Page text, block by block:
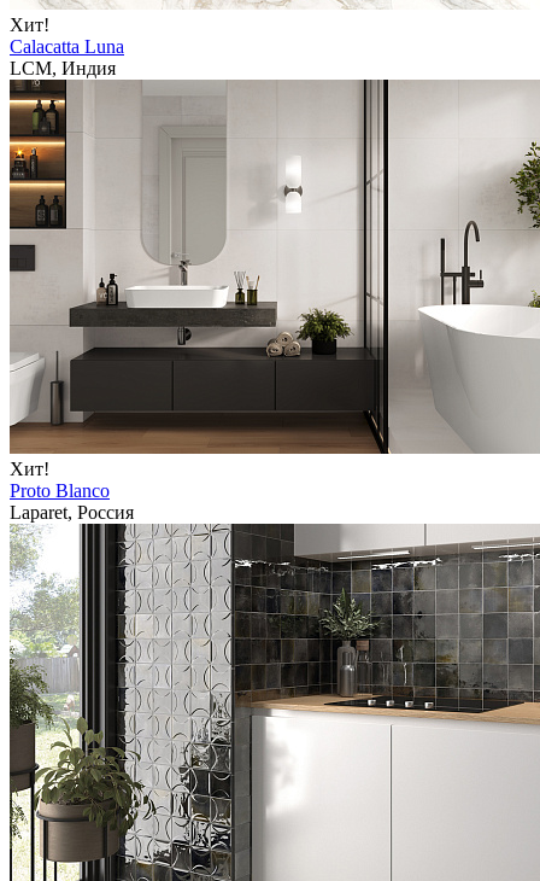
Хит!
Calacatta Luna
LCM, Индия
Хит!
Proto Blanco
Laparet, Россия